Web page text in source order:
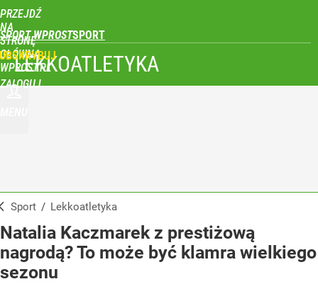
PRZEJDŹ
NA
STRONĘ
GŁÓWNĄ
WPROST.PL
SPORT WPROST
ZALOGUJ
LEKKOATLETYKA
Sport / Lekkoatletyka
Natalia Kaczmarek z prestiżową
nagrodą? To może być klamra wielkiego
sezonu